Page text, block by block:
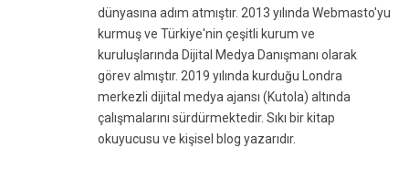
dünyasına adım atmıştır. 2013 yılında Webmasto'yu
kurmuş ve Türkiye'nin çeşitli kurum ve
kuruluşlarında Dijital Medya Danışmanı olarak
görev almıştır. 2019 yılında kurduğu Londra
merkezli dijital medya ajansı (Kutola) altında
çalışmalarını sürdürmektedir. Sıkı bir kitap
okuyucusu ve kişisel blog yazarıdır.